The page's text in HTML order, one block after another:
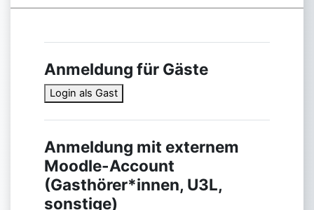
Anmeldung für Gäste
Login als Gast
Anmeldung mit externem
Moodle-Account
(Gasthörer*innen, U3L,
sonstige)